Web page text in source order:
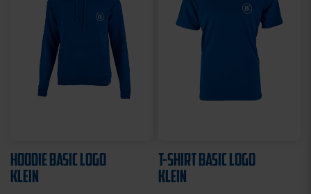
HOODIE BASIC LOGO
KLEIN
T-SHIRT BASIC LOGO
KLEIN